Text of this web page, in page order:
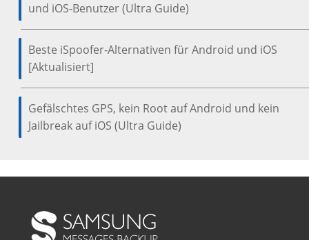
und iOS-Benutzer (Ultra Guide)
Beste iSpoofer-Alternativen für Android und iOS
[Aktualisiert]
Gefälschtes GPS, kein Root auf Android und kein
Jailbreak auf iOS (Ultra Guide)